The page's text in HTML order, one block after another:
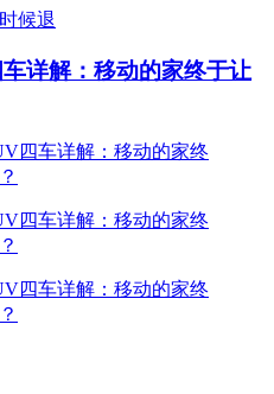
详解：移动的家终于让